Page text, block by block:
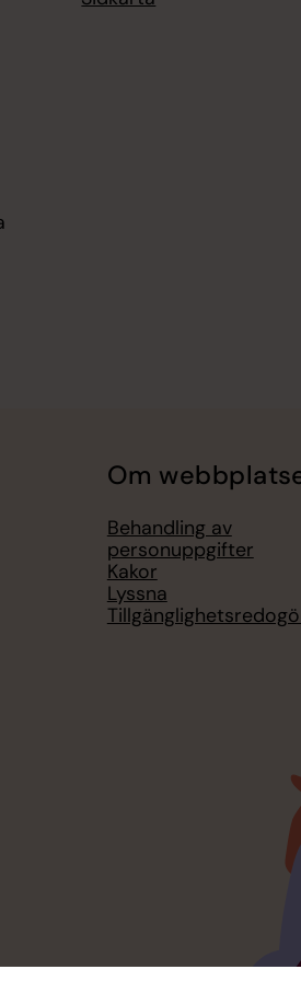
Om
Behandling av
personuppgifter
Kakor
Lyssna